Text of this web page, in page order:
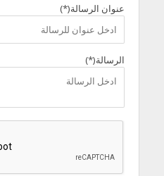
عنوان الرسالة(*)
الرسالة(*)